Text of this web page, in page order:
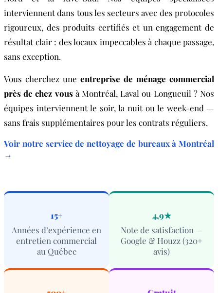
interviennent dans tous les secteurs avec des protocoles
rigoureux, des produits certifiés et un engagement de
résultat clair : des locaux impeccables à chaque passage,
sans exception.
Vous cherchez une entreprise de ménage commercial
près de chez vousà Montréal, Laval ou Longueuil ? Nos
équipes interviennent le soir, la nuit ou le week-end —
sans frais supplémentaires pour les contrats réguliers.
Voir notre service de nettoyage de bureaux à Montréal
→
15+
Années d’expérience en
entretien commercial
au Québec
4,9★
Note de satisfaction —
Google & Houzz (320+
avis)